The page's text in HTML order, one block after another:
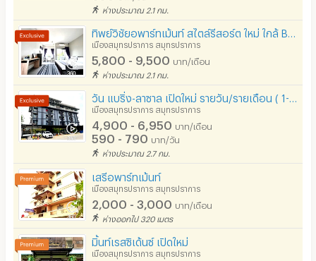
รปภ.
ร้านขายอาหาร
ร้านค้า สะดวกซื้อ
ร้านซัก-รีด / มีบริการเครื่องซักผ้า
ร้านทำผม-เสริมสวย
สถานี charge รถไฟฟ้า
ห่างประมาณ 2.1 กม.
เมืองสมุทรปราการ สมุทรปราการ
5,800 - 9,500 บาท/เดือน
ห่างประมาณ 2.1 กม.
เมืองสมุทรปราการ สมุทรปราการ
4,900 - 6,950 บาท/เดือน
590 - 790 บาท/วัน
ห่างประมาณ 2.7 กม.
เสรีอพาร์ทเม้นท์
เมืองสมุทรปราการ สมุทรปราการ
2,000 - 3,000 บาท/เดือน
ห่างออกไป 320 เมตร
มิ้นท์เรสซิเด้นซ์ เปิดใหม่
เมืองสมุทรปราการ สมุทรปราการ